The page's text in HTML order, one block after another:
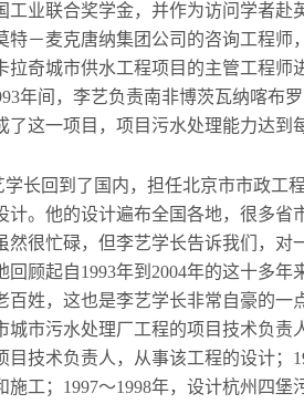
工业联合奖学金，并作为访问学者赴
特－麦克唐纳集团公司的咨询工程师
拉奇城市供水工程项目的主管工程
年间，李艺负责南非博茨瓦纳喀布
了这一项目，项目污水处理能力达到
长回到了国内，担任北京市市政工
计。他的设计遍布全国各地，很多
然很忙碌，但李艺学长告诉我们，
回顾起自1993年到2004年的这十多
百姓，这也是李艺学长非常自豪的一
城市污水处理厂工程的项目技术负责
目技术负责人，从事该工程的设计；
施工；1997～1998年，设计杭州四